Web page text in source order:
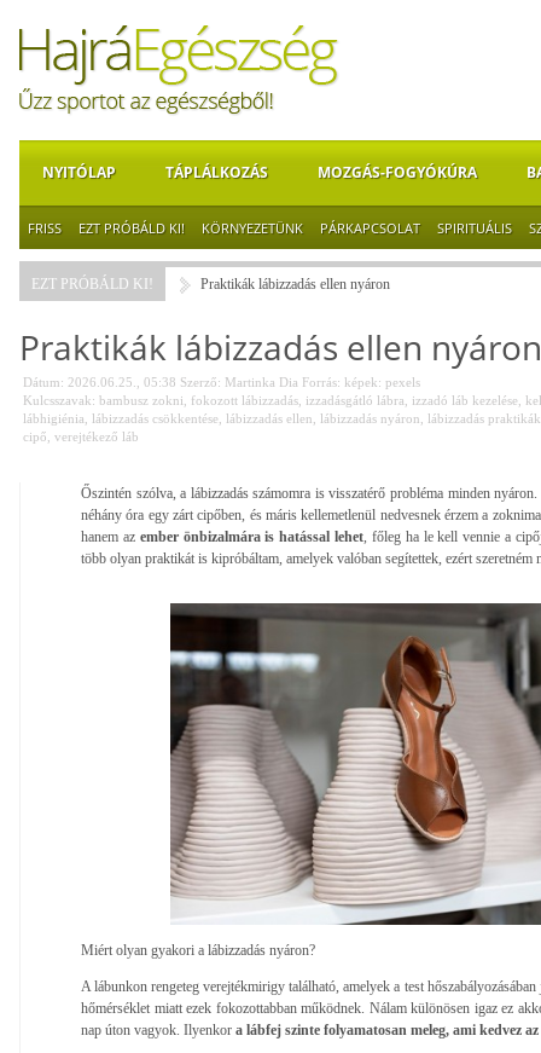
NYITÓLAP TÁPLÁLKOZÁS MOZGÁS-FOGYÓKÚRA
FRISS EZT PRÓBÁLD KI! KÖRNYEZETÜNK PÁRKAPCSOLAT SPIRITUÁLIS
EZT PRÓBÁLD KI! Praktikák lábizzadás ellen nyáron
Praktikák lábizzadás ellen nyáron
Dátum: 2026.06.25., 05:38 Szerző: Martinka Dia Forrás: képek: pexels
Kulcsszavak: bambusz zokni fokozott lábizzadás izzadásgátló lábra izzadó láb kezelése
lábhigiénia
lábizzadás csökkentése lábizzadás ellen lábizzadás nyáron
lábizzadás praktikák
cipő verejtékező láb
Őszintén szólva, a lábizzadás számomra is visszatérő probléma minden
néhány óra egy zárt cipőben, és máris kellemetlenül nedvesnek érzem a
hanem azember önbizalmára is hatással lehet , főleg ha le kell vennie a
több olyan praktikát is kipróbáltam, amelyek valóban segítettek, ezért szeretném
Miért olyan gyakori a lábizzadás nyáron?
A lábunkon rengeteg verejtékmirigy található, amelyek a test hőszabályozásában
hőmérséklet miatt ezek fokozottabban működnek. Nálam különösen igaz ez
nap úton vagyok. Ilyenkor a lábfej szinte folyamatosan meleg, ami kedvez